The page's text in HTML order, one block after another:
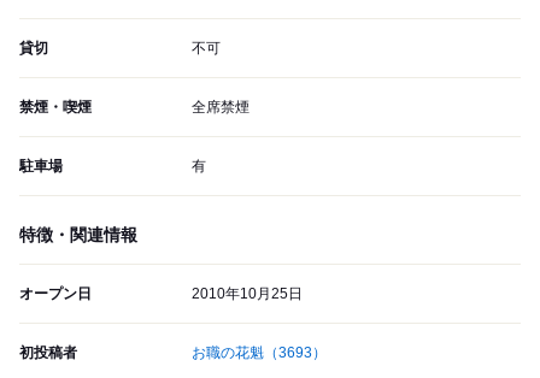
貸切 不可
禁煙・喫煙 全席禁煙
駐車場 有
特徴・関連情報
オープン日 2010年10月25日
初投稿者 お職の花魁 （3693）